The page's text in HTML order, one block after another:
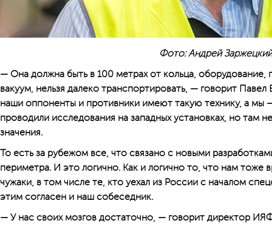
Фото: Андрей Заржецкий
— Она должна быть в 100 метрах от кольца, оборудование,
вакуум, нельзя далеко транспортировать, — говорит
наши оппоненты и противники имеют такую технику, а мы
проводили исследования на западных установках, но там
значения.
То есть за рубежом все, что связано с новыми
периметра. И это логично. Как и логично то, что нам тоже
чужаки, в том числе те, кто уехал из России с началом
этим согласен и наш собеседник.
— У нас своих мозгов достаточно, — говорит директор